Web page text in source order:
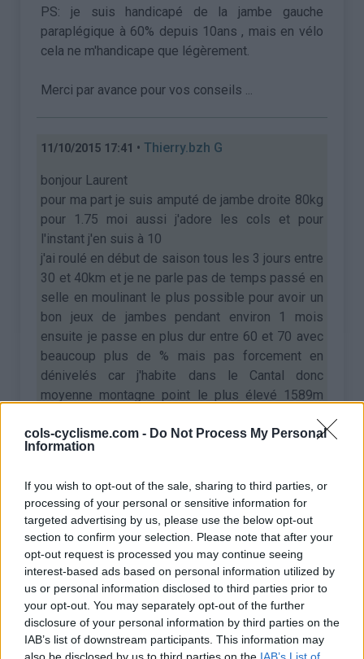
cols-cyclisme.com - Do Not Process My Personal
Information
If you wish to opt-out of the sale, sharing to third parties, or
processing of your personal or sensitive information for
targeted advertising by us, please use the below opt-out
section to confirm your selection. Please note that after your
opt-out request is processed you may continue seeing
interest-based ads based on personal information utilized by
us or personal information disclosed to third parties prior to
your opt-out. You may separately opt-out of the further
disclosure of your personal information by third parties on the
IAB’s list of downstream participants. This information may
also be disclosed by us to third parties on the IAB’s List of
PS: je suis handicapé de la jambe gauche
paraplégique à 60% depuis 10ans , mais en vélo
cela ne m'handicape que légèrement.
Merci par avance pour vos conseils ...
11/10/2015 17:41 •Thierry.bzh G
bonjour Laurent
pour ma part je suis amputé de jambe droite 80kg
pour 1.75 moi aussi j'adore les cols et pour
l'instant j'en suis à 10
j'ai roulé en début de saison tous les 3 jours entre
30 et 40km et je ne parle pas de temps passé en
selle en moulinant le plus possible pour avoir un
bon jeux de jambes pendant environ 1 mois
ensuite je passe en plus dur entre 60 et 70 avec
beaucoup plus de % mais pas forcement en
dénivelés car j'habite dans le Cantal donc
moyenne montagne point le plus élevé 1589m
et je pense que c'est là votre soucis c'est la
récupération entre les séances et maintenant je
pour ce qui est du fractionne j'en ai fait 4 séance
après le 1er mois
en rhytme cardiaque je monte à 170 dans les
endroits plus plus pentus
cette année je suis à 3200km pour 36750 de
dénivelé pour 176h de selle
je ne suis pas un spécialiste mais j'espère que
mes renseignements pourront vous aider mais je
pense que la récupération est primordiale